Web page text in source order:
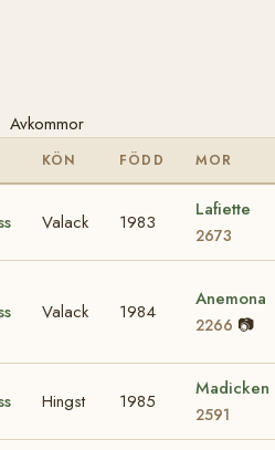
Avkommor
KÖN FÖDD MOR
Valack 1983
Lafiette
2673
Valack 1984
Anemona
2266 📷
Hingst 1985
Madicken
2591